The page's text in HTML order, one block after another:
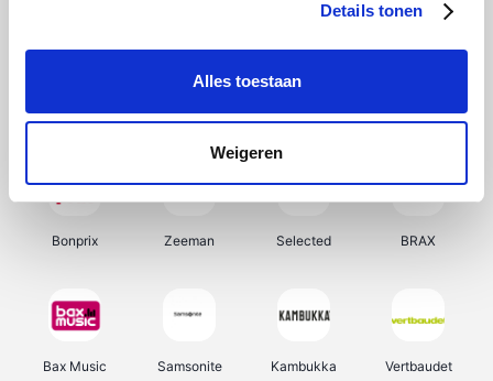
Details tonen
Alles toestaan
Weigeren
My Jewellery Tennis Point Samsung Delonghi
Bonprix Zeeman Selected BRAX
Bax Music Samsonite Kambukka Vertbaudet